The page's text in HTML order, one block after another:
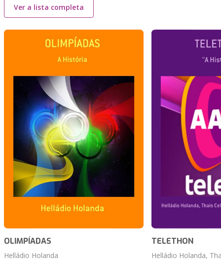
Ver a lista completa
OLIMPÍADAS
Helládio Holanda
TELETHON
Helládio Holanda,